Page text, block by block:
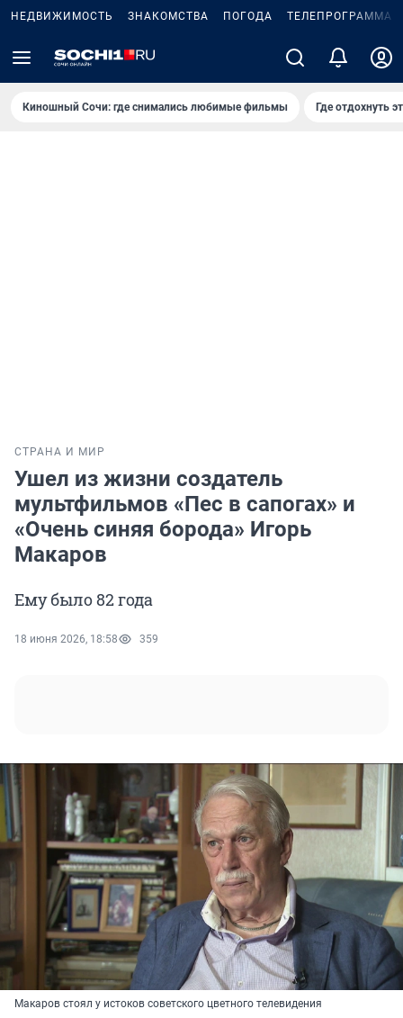
НЕДВИЖИМОСТЬ ЗНАКОМСТВА ПОГОДА ТЕЛЕПРОГРАММА
Киношный Сочи: где снимались любимые фильмы Где отдохнуть
СТРАНА И МИР
Ушел из жизни создатель
мультфильмов «Пес в сапогах» и
«Очень синяя борода» Игорь
Макаров
Ему было 82 года
18 июня 2026, 18:58 359
Макаров стоял у истоков советского цветного телевидения